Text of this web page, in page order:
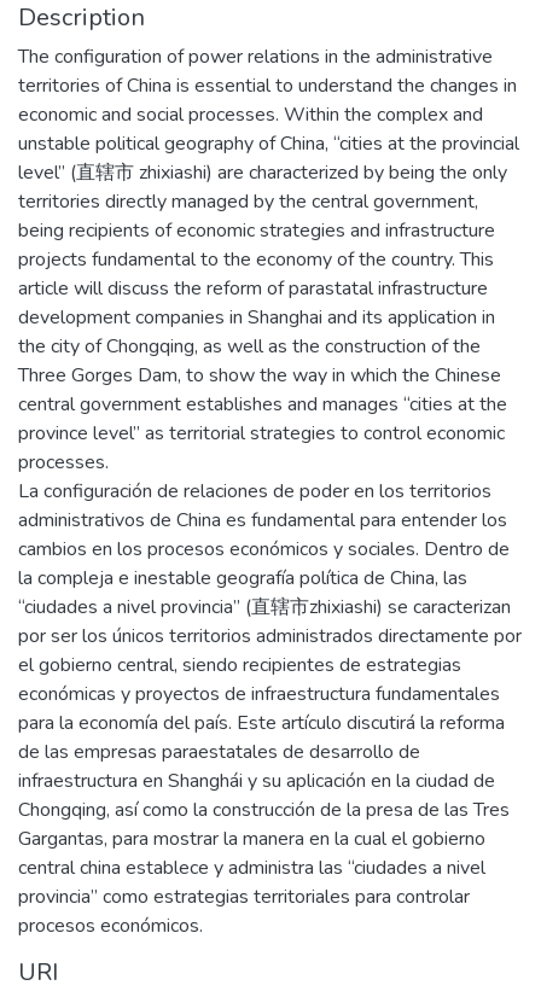
Description
The configuration of power relations in the administrative
territories of China is essential to understand the changes in
economic and social processes. Within the complex and
unstable political geography of China, “cities at the provincial
level” (直辖市 zhixiashi) are characterized by being the only
territories directly managed by the central government,
being recipients of economic strategies and infrastructure
projects fundamental to the economy of the country. This
article will discuss the reform of parastatal infrastructure
development companies in Shanghai and its application in
the city of Chongqing, as well as the construction of the
Three Gorges Dam, to show the way in which the Chinese
central government establishes and manages “cities at the
province level” as territorial strategies to control economic
processes.
La configuración de relaciones de poder en los territorios
administrativos de China es fundamental para entender los
cambios en los procesos económicos y sociales. Dentro de
la compleja e inestable geografía política de China, las
“ciudades a nivel provincia” (直辖市zhixiashi) se caracterizan
por ser los únicos territorios administrados directamente por
el gobierno central, siendo recipientes de estrategias
económicas y proyectos de infraestructura fundamentales
para la economía del país. Este artículo discutirá la reforma
de las empresas paraestatales de desarrollo de
infraestructura en Shanghái y su aplicación en la ciudad de
Chongqing, así como la construcción de la presa de las Tres
Gargantas, para mostrar la manera en la cual el gobierno
central china establece y administra las “ciudades a nivel
provincia” como estrategias territoriales para controlar
procesos económicos.
URI